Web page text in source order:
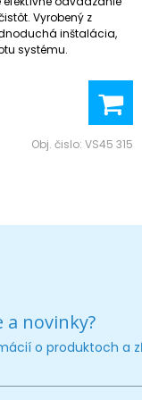
Vyrobený z
inštalácia,
systému.
Obj. čislo: VS45 315
a novinky?
o produktoch a